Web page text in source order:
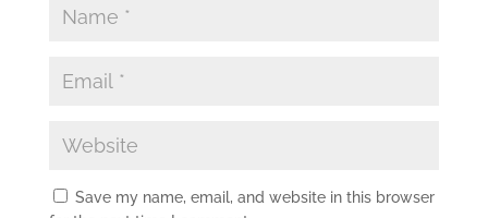
Save my name, email, and website in this browser